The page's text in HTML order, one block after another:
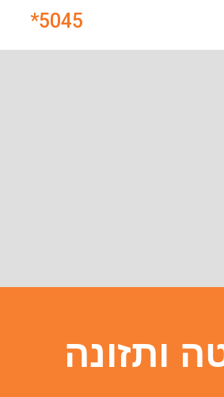
5045
*
ותזונה